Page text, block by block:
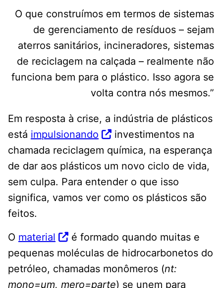
O que construímos em termos de sistemas
de gerenciamento de resíduos – sejam
aterros sanitários, incineradores, sistemas
de reciclagem na calçada – realmente não
funciona bem para o plástico. Isso agora se
volta contra nós mesmos.”
Em resposta à crise, a indústria de plásticos
está impulsionando
investimentos na
chamada reciclagem química, na esperança
de dar aos plásticos um novo ciclo de vida,
sem culpa. Para entender o que isso
significa, vamos ver como os plásticos são
feitos.
O material
é formado quando muitas e
pequenas moléculas de hidrocarbonetos do
petróleo, chamadas monômeros (nt:
mono=um, mero=parte) se unem para